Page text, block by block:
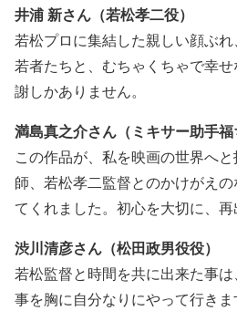
井浦 新さん（若松孝二役）
若松プロに集結した親しい顔ぶ
若者たちと、むちゃくちゃで幸
謝しかありません。
満島真之介さん（ミキサー助手福
この作品が、私を映画の世界へ
師、若松孝二監督とのかけがえ
てくれました。初心を大切に、再
渋川清彦さん（松田政男役役）
若松監督と時間を共に出来た事
事を胸に自分なりにやって行き